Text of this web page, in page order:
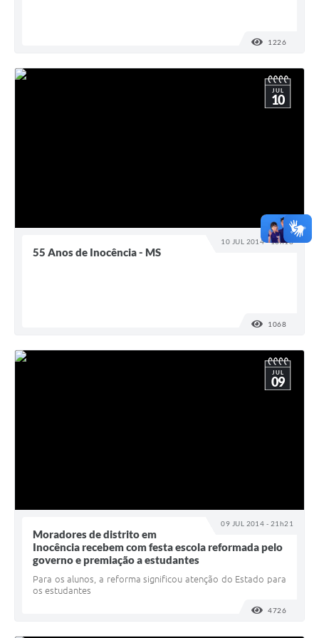
1226
10 JUL 2014 - 16h18
JUL
10
55 Anos de Inocência - MS
1068
09 JUL 2014 - 21h21
JUL
09
Moradores de distrito em
Inocência recebem com festa escola reformada pelo
governo e premiação a estudantes
Para os alunos, a reforma significou atenção do Estado para
os estudantes
4726